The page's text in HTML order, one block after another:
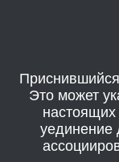
Это может
уединение